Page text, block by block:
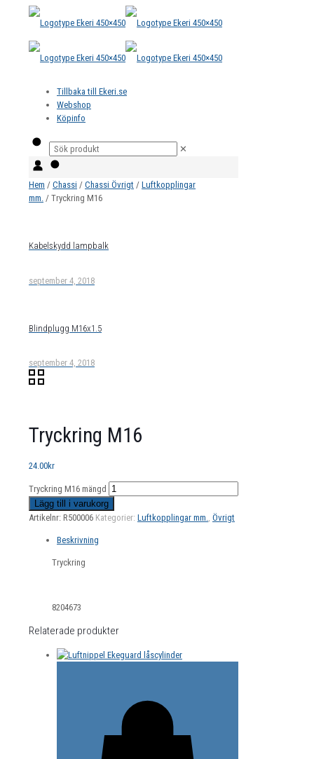
Tillbaka till Ekeri.se
Webshop
Köpinfo
✕
Hem / Chassi / Chassi Övrigt / Luftkopplingar
mm. / Tryckring M16
Kabelskydd lampbalk
september 4, 2018
Blindplugg M16x1.5
september 4, 2018
Tryckring M16
24.00kr
Tryckring M16 mängd
Lägg till i varukorg
Artikelnr: R500006 Kategorier: Luftkopplingar mm. Övrigt
Beskrivning
Tryckring
8204673
Relaterade produkter